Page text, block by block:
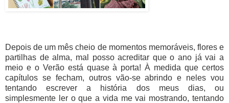
Depois de um mês cheio de momentos memoráveis, flores e
partilhas de alma, mal posso acreditar que o ano já vai a
meio e o Verão está quase à porta! À medida que certos
capítulos se fecham, outros vão-se abrindo e neles vou
tentando escrever a história dos meus dias, ou
simplesmente ler o que a vida me vai mostrando, tentando